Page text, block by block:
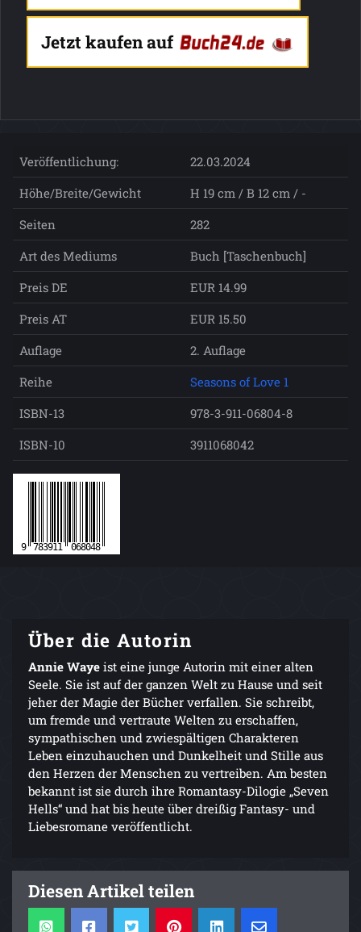
Jetzt kaufen auf
Veröffentlichung:
22.03.2024
Höhe/Breite/Gewicht
H 19 cm / B 12 cm / -
Seiten
282
Art des Mediums
Buch [Taschenbuch]
Preis DE
EUR 14.99
Preis AT
EUR 15.50
Auflage
2. Auflage
Reihe
Seasons of Love 1
ISBN-13
978-3-911-06804-8
ISBN-10
3911068042
Über die Autorin
Annie Waye ist eine junge Autorin mit einer alten
Seele. Sie ist auf der ganzen Welt zu Hause und seit
jeher der Magie der Bücher verfallen. Sie schreibt,
um fremde und vertraute Welten zu erschaffen,
sympathischen und zwiespältigen Charakteren
Leben einzuhauchen und Dunkelheit und Stille aus
den Herzen der Menschen zu vertreiben. Am besten
bekannt ist sie durch ihre Romantasy-Dilogie „Seven
Hells“ und hat bis heute über dreißig Fantasy- und
Liebesromane veröffentlicht.
Diesen Artikel teilen